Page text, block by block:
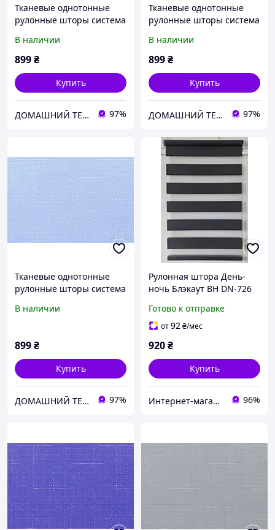
Тканевые однотонные
рулонные шторы система
под лен лимонный
В наличии
899₴
Купить
ДОМАШНИЙ ТЕКСТИЛЬ - уют и комфорт в Вашем доме 97%
Тканевые однотонные
рулонные шторы система
под лен светло-
бирюзовый
В наличии
899₴
Купить
ДОМАШНИЙ ТЕКСТИЛЬ - уют и комфорт в Вашем доме 97%
Тканевые однотонные
рулонные шторы система
под лен голубой
В наличии
899₴
Купить
ДОМАШНИЙ ТЕКСТИЛЬ - уют и комфорт в Вашем доме 97%
Рулонная штора День-
ночь Блэкаут ВН DN-726
Готово к отправке
от92₴/мес
920₴
Купить
Интернет-магазин "Мир штор" 96%